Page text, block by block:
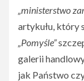
„ministerstwo
artykułu, który
„Pomyśle”
galerii
jak Państwo